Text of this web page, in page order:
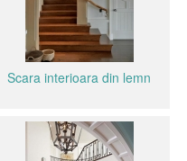
Scara interioara din lemn